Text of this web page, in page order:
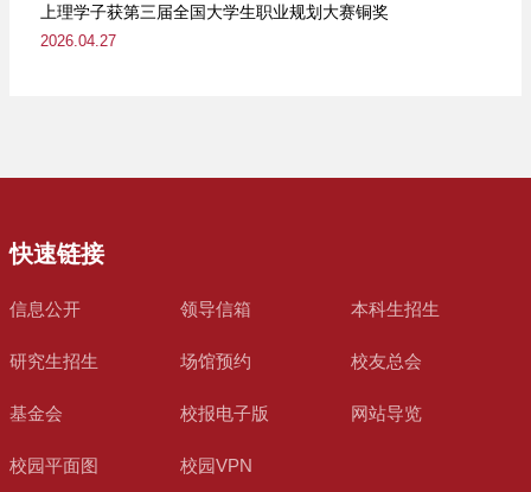
上理学子获第三届全国大学生职业规划大赛铜奖
2026.04.27
快速链接
信息公开 领导信箱 本科生招生
研究生招生 场馆预约 校友总会
基金会 校报电子版 网站导览
校园平面图 校园VPN